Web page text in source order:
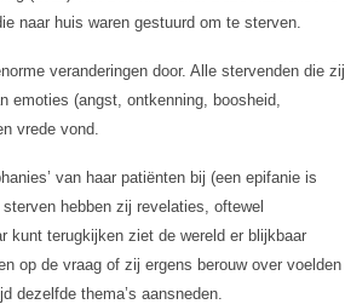
naar huis waren gestuurd om te sterven.
veranderingen door. Alle stervenden die zij
emoties (angst, ontkenning, boosheid,
vrede vond.
van haar patiënten bij (een epifanie is
hebben zij revelaties, oftewel
kunt terugkijken ziet de wereld er blijkbaar
op de vraag of zij ergens berouw over voelden
dezelfde thema’s aansneden.